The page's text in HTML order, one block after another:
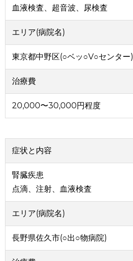
血液検査、超音波、尿検査
エリア(病院名)
東京都中野区(○ベッ○V○センター)
治療費
20,000〜30,000円程度
症状と内容
腎臓疾患
点滴、注射、血液検査
エリア(病院名)
長野県佐久市(○出○物病院)